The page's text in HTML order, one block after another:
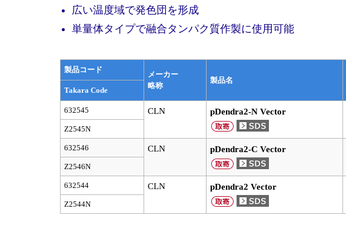
広い温度域で発色団を形成
単量体タイプで融合タンパク質作製に使用可能
製品コード
メーカー
略称
製品名
Takara Code
632545 CLN pDendra2-N Vector
Z2545N
632546 CLN pDendra2-C Vector
Z2546N
632544 CLN pDendra2 Vector
Z2544N